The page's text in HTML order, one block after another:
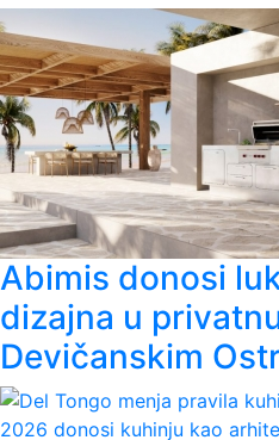
Abimis donosi
dizajna u
Devičanskim